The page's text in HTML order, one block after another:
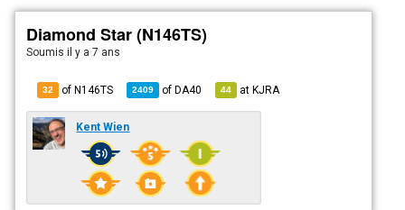
Diamond Star (N146TS)
Soumisil y a 7 ans
32 of N146TS 2409 ofDA40 44 atKJRA
Kent Wien